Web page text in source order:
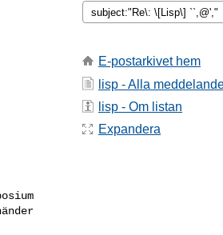
E-postarkivet hem
lisp - Alla
lisp - Om listan
Expandera